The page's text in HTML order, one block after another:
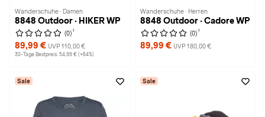
Wanderschuhe · Damen
8848 Outdoor · HIKER WP
(0) 1
89,99 € UVP 110,00 €
30-Tage Bestpreis: 54,99 € (+64%)
Wanderschuhe · Herren
8848 Outdoor · Cadore WP
(0) 1
89,99 € UVP 180,00 €
Sale Sale